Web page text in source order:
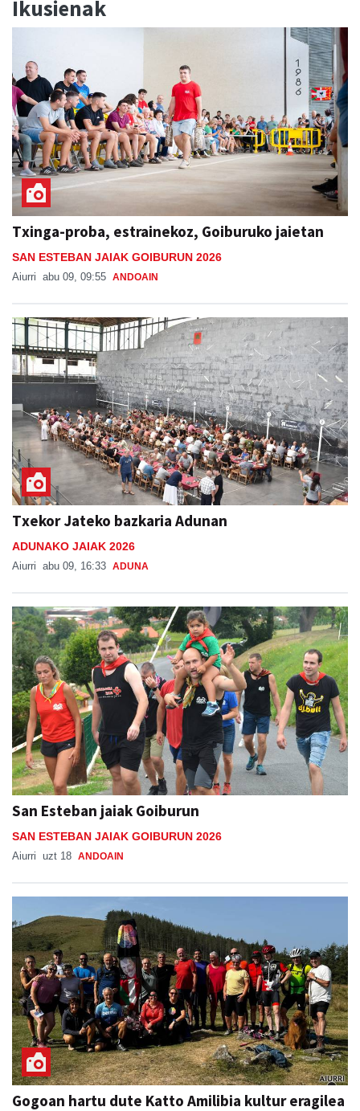
Ikusienak
Txinga-proba, estrainekoz, Goiburuko jaietan
SAN ESTEBAN JAIAK GOIBURUN 2026
Aiurri abu 09, 09:55 ANDOAIN
Txekor Jateko bazkaria Adunan
ADUNAKO JAIAK 2026
Aiurri abu 09, 16:33 ADUNA
San Esteban jaiak Goiburun
SAN ESTEBAN JAIAK GOIBURUN 2026
Aiurri uzt 18 ANDOAIN
Gogoan hartu dute Katto Amilibia kultur eragilea